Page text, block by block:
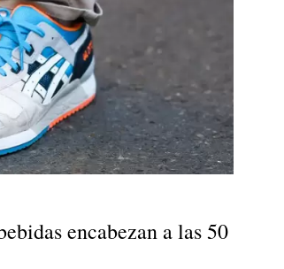
encabezan a las 50